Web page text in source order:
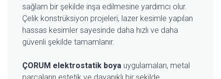
sağlam bir şekilde inşa edilmesine yardımcı olur.
Çelik konstrüksiyon projeleri, lazer kesimle yapılan
hassas kesimler sayesinde daha hızlı ve daha
güvenli şekilde tamamlanır.
ÇORUM elektrostatik boya uygulamaları, metal